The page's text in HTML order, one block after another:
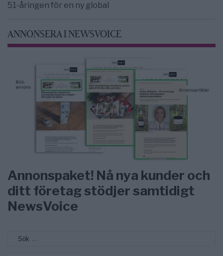
51-åringen för en ny global
ANNONSERA I NEWSVOICE
Annonspaket! Nå nya kunder och
ditt företag stödjer samtidigt
NewsVoice